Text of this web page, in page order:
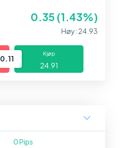
0.35 (1.43%)
Høy: 24.93
0.11
Kjøp
24.91
0 Pips